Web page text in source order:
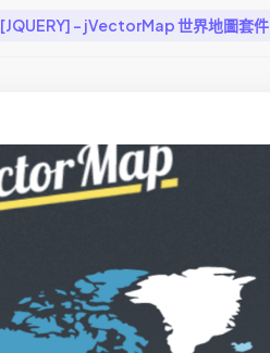
[JQUERY] – jVectorMap 世界地圖套件